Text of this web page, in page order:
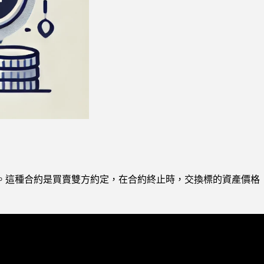
種合約是買賣雙方約定，在合約終止時，交換標的資產價格